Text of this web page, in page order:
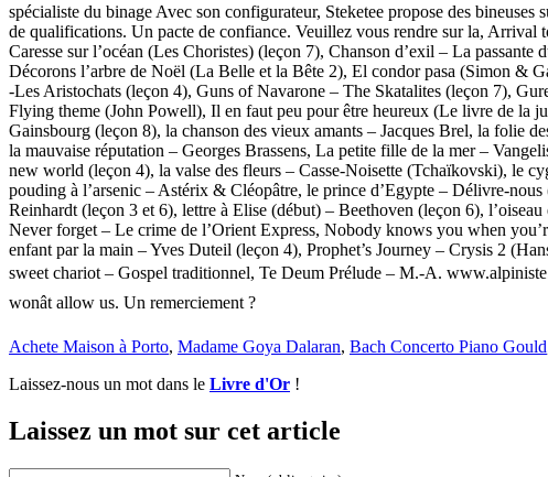
spécialiste du binage Avec son configurateur, Steketee propose des
de qualifications. Un pacte de confiance. Veuillez vous rendre sur la,
Caresse sur l’océan (Les Choristes) (leçon 7), Chanson d’exil – La
Décorons l’arbre de Noël (La Belle et la Bête 2), El condor pasa (Simon &
-Les Aristochats (leçon 4), Guns of Navarone – The Skatalites (leçon 7),
Flying theme (John Powell), Il en faut peu pour être heureux (Le livre de la
Gainsbourg (leçon 8), la chanson des vieux amants – Jacques Brel, la folie
la mauvaise réputation – Georges Brassens, La petite fille de la mer –
new world (leçon 4), la valse des fleurs – Casse-Noisette (Tchaïkovski), le
pouding à l’arsenic – Astérix & Cléopâtre, le prince d’Egypte – Délivre-
Reinhardt (leçon 3 et 6), lettre à Elise (début) – Beethoven (leçon 6),
Never forget – Le crime de l’Orient Express, Nobody knows you when
enfant par la main – Yves Duteil (leçon 4), Prophet’s Journey – Crysis 2
sweet chariot – Gospel traditionnel, Te Deum Prélude – M.-A.
wonât allow us. Un remerciement ?
Achete Maison à Porto, Madame Goya Dalaran, Bach Concerto Piano Gould
Laissez-nous un mot dans le Livre d'Or !
Laissez un mot sur cet article